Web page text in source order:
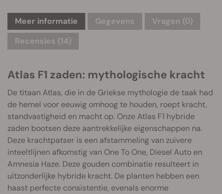
Meer informatie Gegevens Vragen (0)
Recensies (14)
Atlas F1 zaden: mythologische kracht
De titaan Atlas, die in de Griekse mythologie de taak had
de hemel voor eeuwig omhoog te houden, roept kracht,
standvastigheid en macht op. Onze Atlas F1 hybride
zaden bootsen deze aantrekkelijke eigenschappen na.
Deze krachtpatser is een afstammeling van zuivere
inteeltlijnen afkomstig van One To One, Diesel Auto en
Amnesia Haze. Deze gouden combinatie resulteert in
uitzonderlijke hybride kracht. De planten hebben een
haast perfecte consistentie, evenals enorme